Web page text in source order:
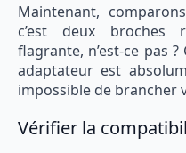
Maintenant,
c’est deux broches
flagrante, n’est-ce pas
adaptateur est
impossible de brancher
Vérifier la